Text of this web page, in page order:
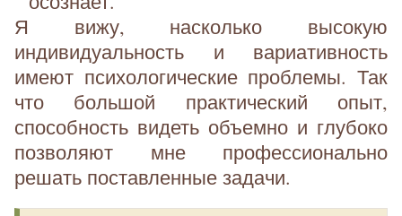
Я вижу, насколько высокую
индивидуальность и вариативность
имеют психологические проблемы. Так
что большой практический опыт,
способность видеть объемно и глубоко
позволяют мне профессионально
решать поставленные задачи.